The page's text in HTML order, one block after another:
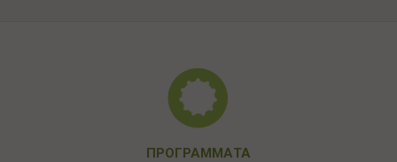
ΠΡΟΓΡΑΜΜΑΤΑ